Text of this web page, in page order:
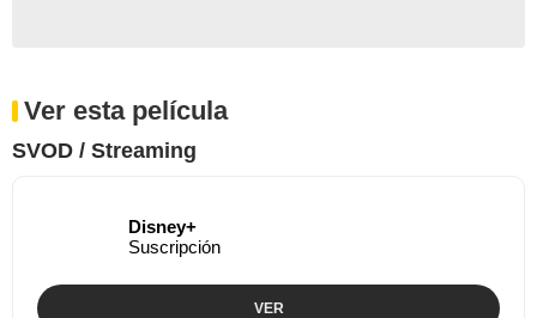
Ver esta película
SVOD / Streaming
Disney+
Suscripción
VER